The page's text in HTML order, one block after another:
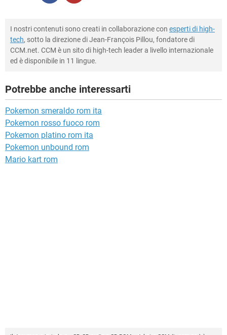
I nostri contenuti sono creati in collaborazione con esperti di high-
tech, sotto la direzione di Jean-François Pillou, fondatore di
CCM.net. CCM è un sito di high-tech leader a livello internazionale
ed è disponibile in 11 lingue.
Potrebbe anche interessarti
Pokemon smeraldo rom ita
Pokemon rosso fuoco rom
Pokemon platino rom ita
Pokemon unbound rom
Mario kart rom